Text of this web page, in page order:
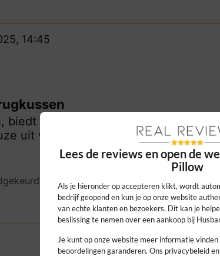
14:45
biedt veel rugsteun en is makkelijk
uit verschillende kleuren zijn echt
Bekijk ons beleid
Lees de reviews en open de
Pillow
Als je hieronder op accepteren klikt, wordt
bedrijf geopend en kun je op onze website
van echte klanten en bezoekers. Dit kan je
beslissing te nemen over een aankoop bij
Je kunt op onze website meer informatie
beoordelingen garanderen. Ons privacybeleid